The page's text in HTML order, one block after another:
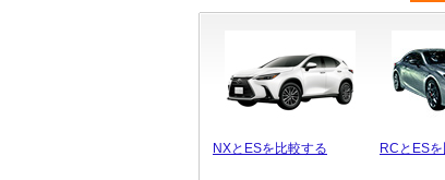
NXとESを比較する RCとES